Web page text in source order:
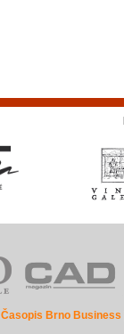
Časopis Brno Business